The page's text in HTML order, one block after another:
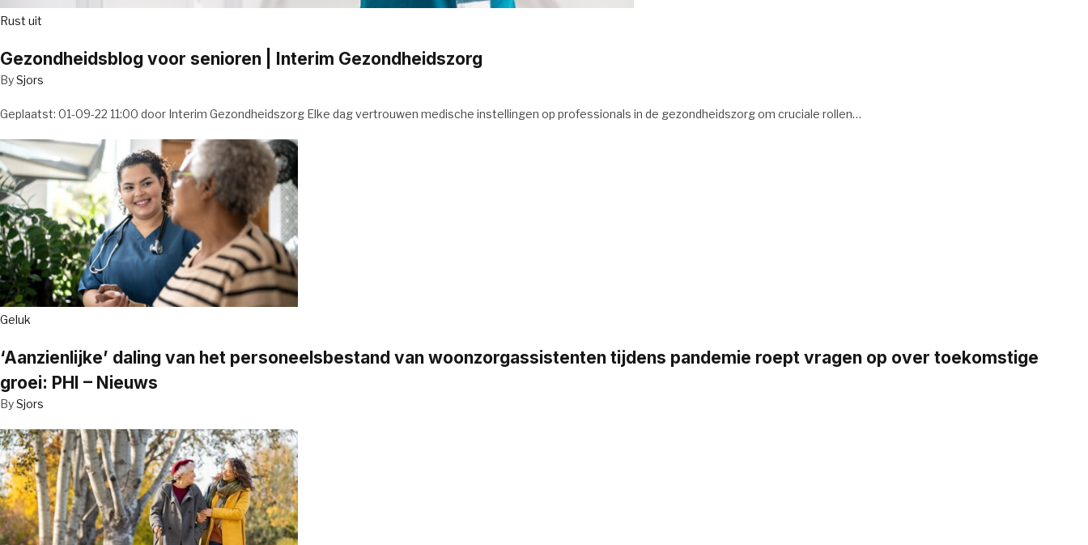
Rust uit
Gezondheidsblog voor senioren | Interim Gezondheidszorg
BySjors
Geplaatst: 01-09-22 11:00 door Interim Gezondheidszorg Elke dag vertrouwen medische instellingen op professionals in de gezondheidszorg om cruciale rollen…
Geluk
‘Aanzienlijke’ daling van het personeelsbestand van woonzorgassistenten tijdens pandemie roept vragen op over toekomstige
groei: PHI – Nieuws
BySjors